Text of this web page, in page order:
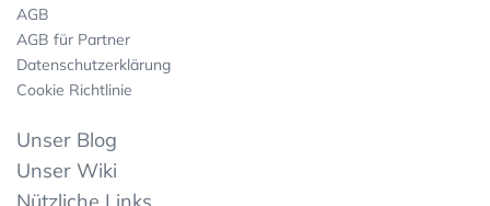
AGB
AGB für Partner
Datenschutzerklärung
Cookie Richtlinie
Unser Blog
Unser Wiki